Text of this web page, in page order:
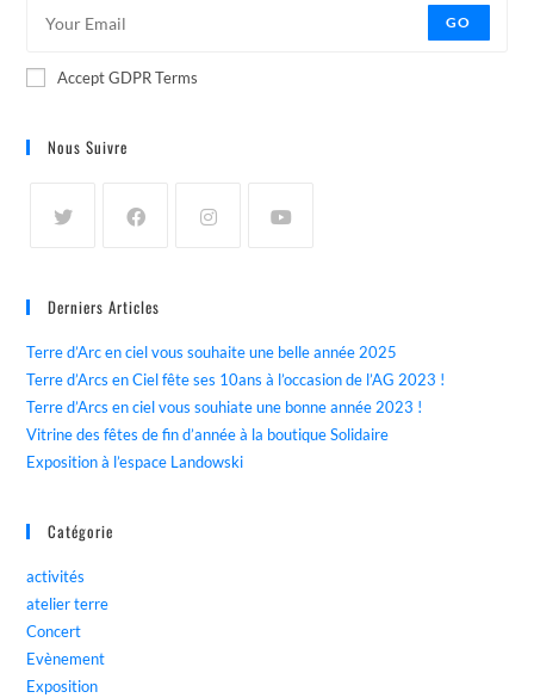
GO
Accept GDPR Terms
Nous Suivre
Derniers Articles
Terre d’Arc en ciel vous souhaite une belle année 2025
Terre d’Arcs en Ciel fête ses 10ans à l’occasion de l’AG 2023 !
Terre d’Arcs en ciel vous souhiate une bonne année 2023 !
Vitrine des fêtes de fin d’année à la boutique Solidaire
Exposition à l’espace Landowski
Catégorie
activités
atelier terre
Concert
Evènement
Exposition